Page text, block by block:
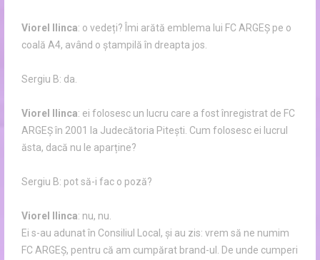
Viorel Ilinca: o vedeți? Îmi arătă emblema lui FC ARGEȘ pe o
coală A4, având o ștampilă în dreapta jos.
Sergiu B: da.
Viorel Ilinca: ei folosesc un lucru care a fost înregistrat de FC
ARGEȘ în 2001 la Judecătoria Pitești. Cum folosesc ei lucrul
ăsta, dacă nu le aparține?
Sergiu B: pot să-i fac o poză?
Viorel Ilinca: nu, nu.
Ei s-au adunat în Consiliul Local, și au zis: vrem să ne numim
FC ARGEȘ, pentru că am cumpărat brand-ul. De unde cumperi